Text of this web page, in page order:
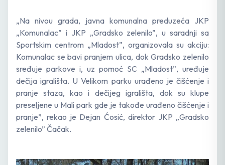
„Na nivou grada, javna komunalna preduzeća JKP
„Komunalac” i JKP „Gradsko zelenilo”, u saradnji sa
Sportskim centrom „Mladost”, organizovala su akciju:
Komunalac se bavi pranjem ulica, dok Gradsko zelenilo
sređuje parkove i, uz pomoć SC „Mladost”, uređuje
dečija igrališta. U Velikom parku urađeno je čišćenje i
pranje staza, kao i dečijeg igrališta, dok su klupe
preseljene u Mali park gde je takođe urađeno čišćenje i
pranje”, rekao je Dejan Ćosić, direktor JKP „Gradsko
zelenilo” Čačak.